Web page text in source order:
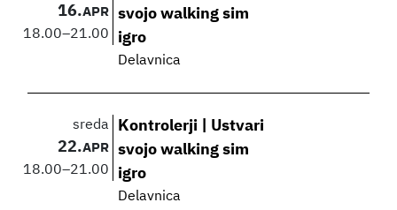
16.APR
18.00–21.00
svojo walking sim
igro
Delavnica
sreda
22.APR
18.00–21.00
Kontrolerji | Ustvari
svojo walking sim
igro
Delavnica